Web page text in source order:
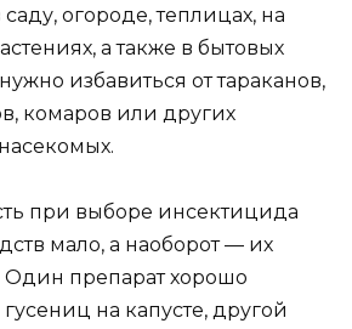
огороде, теплицах, на
а также в бытовых
избавиться от тараканов,
комаров или других
при выборе инсектицида
мало, а наоборот — их
препарат хорошо
на капусте, другой